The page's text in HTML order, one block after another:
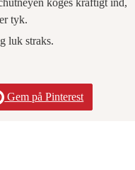
koges kraftigt ind,
tyk.
luk straks.
Gem på Pinterest